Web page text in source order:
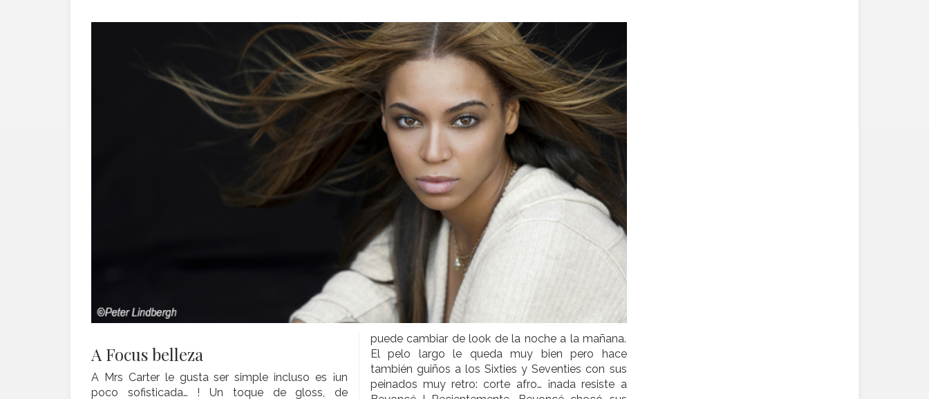
A Focus belleza
A Mrs Carter le gusta ser simple incluso es ¡un
poco sofisticada… ! Un toque de gloss, de
puede cambiar de look de la noche a la mañana.
El pelo largo le queda muy bien pero hace
también guiños a los Sixties y Seventies con sus
peinados muy retro: corte afro… ¡nada resiste a